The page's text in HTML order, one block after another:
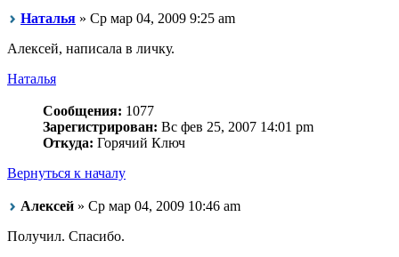
Наталья » Ср мар 04, 2009 9:25 am
Алексей, написала в личку.
Наталья
Сообщения: 1077
Зарегистрирован: Вс фев 25, 2007 14:01 pm
Откуда: Горячий Ключ
Вернуться к началу
Алексей » Ср мар 04, 2009 10:46 am
Получил. Спасибо.